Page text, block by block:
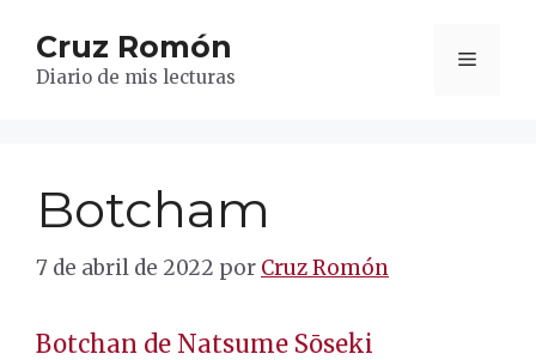
contenido
Cruz Romón
Diario de mis lecturas
Menú
Botcham
7 de abril de 2022 por Cruz Romón
Botchan de Natsume Sōseki